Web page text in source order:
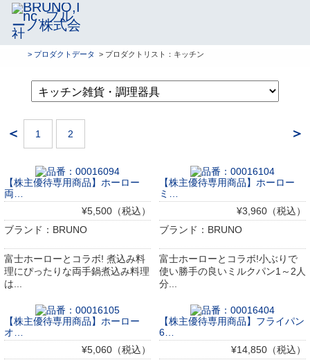
> プロダクトデータ > プロダクトリスト：キッチン
1 2
＜ ＞
【株主優待専用商品】ホーロー
両…
¥5,500（税込）
ブランド：BRUNO
富士ホーローとコラボ! 煮込み料
理にぴったりな両手鍋煮込み料理
は...
【株主優待専用商品】ホーロー
ミ…
¥3,960（税込）
ブランド：BRUNO
富士ホーローとコラボ!小ぶりで
使い勝手の良いミルクパン1～2人
分...
【株主優待専用商品】ホーロー
オ…
¥5,060（税込）
【株主優待専用商品】フライパン
6…
¥14,850（税込）